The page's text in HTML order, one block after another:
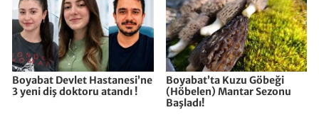
Boyabat Devlet Hastanesi’ne
3 yeni diş doktoru atandı !
Boyabat’ta Kuzu Göbeği
(Höbelen) Mantar Sezonu
Başladı!